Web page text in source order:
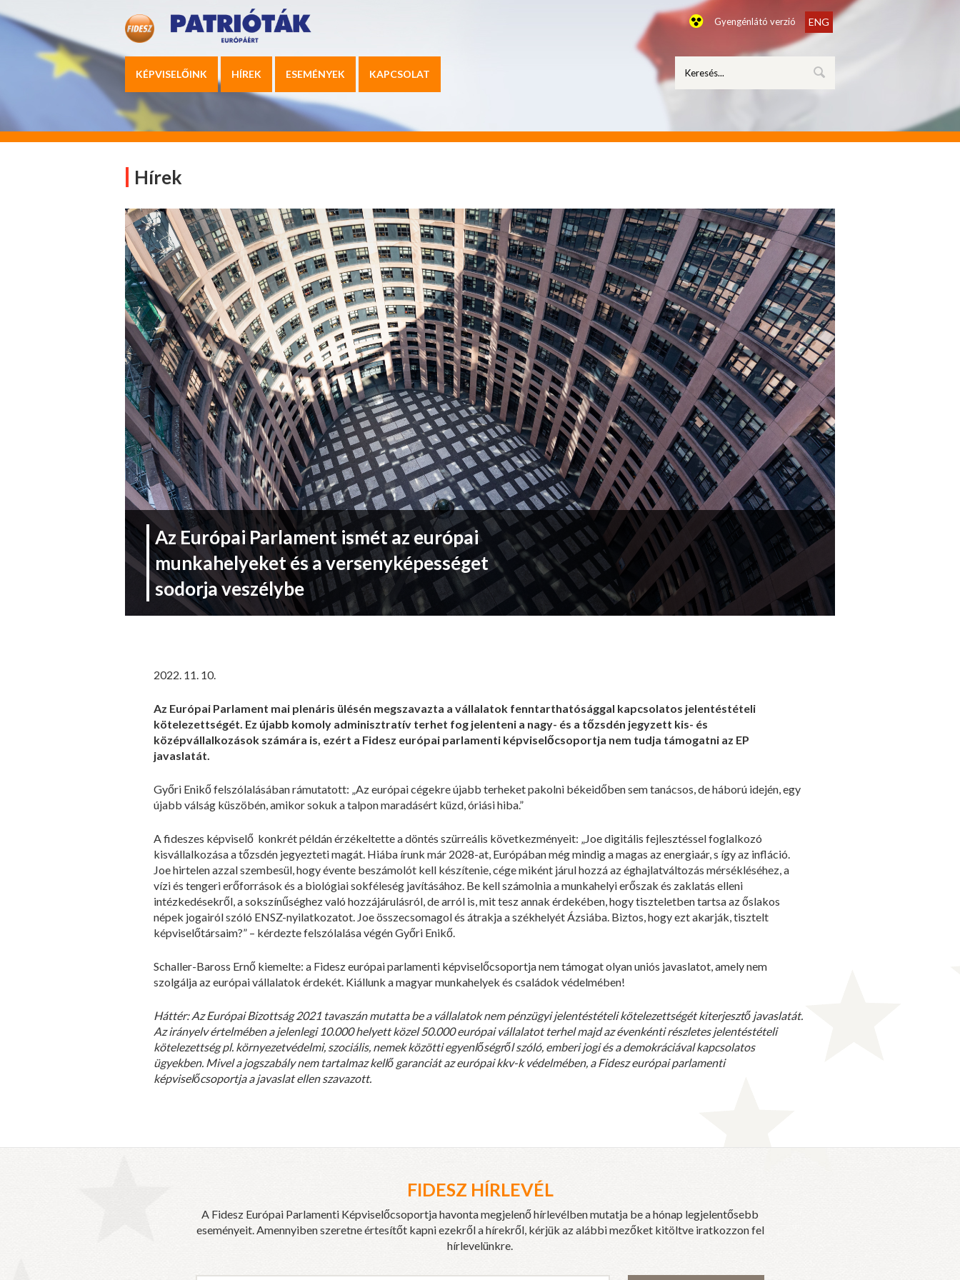
Gyengénlátó verzió ENG
KÉPVISELŐINK HÍREK ESEMÉNYEK KAPCSOLAT
Hírek
Az Európai Parlament ismét az európai
munkahelyeket és a versenyképességet
sodorja veszélybe
2022. 11. 10.
Az Európai Parlament mai plenáris ülésén megszavazta a vállalatok fenntarthatósággal kapcsolatos jelentéstételi
kötelezettségét. Ez újabb komoly adminisztratív terhet fog jelenteni a nagy- és a tőzsdén jegyzett kis- és
középvállalkozások számára is, ezért a Fidesz európai parlamenti képviselőcsoportja nem tudja támogatni az EP
javaslatát.
Győri Enikő felszólalásában rámutatott: „Az európai cégekre újabb terheket pakolni békeidőben sem tanácsos, de háború idején, egy
újabb válság küszöbén, amikor sokuk a talpon maradásért küzd, óriási hiba.”
A fideszes képviselő konkrét példán érzékeltette a döntés szürreális következményeit: „Joe digitális fejlesztéssel foglalkozó
kisvállalkozása a tőzsdén jegyezteti magát. Hiába írunk már 2028-at, Európában még mindig a magas az energiaár, s így az infláció.
Joe hirtelen azzal szembesül, hogy évente beszámolót kell készítenie, cége miként járul hozzá az éghajlatváltozás mérsékléséhez, a
vízi és tengeri erőforrások és a biológiai sokféleség javításához. Be kell számolnia a munkahelyi erőszak és zaklatás elleni
intézkedésekről, a sokszínűséghez való hozzájárulásról, de arról is, mit tesz annak érdekében, hogy tiszteletben tartsa az őslakos
népek jogairól szóló ENSZ-nyilatkozatot. Joe összecsomagol és átrakja a székhelyét Ázsiába. Biztos, hogy ezt akarják, tisztelt
képviselőtársaim?” – kérdezte felszólalása végén Győri Enikő.
Schaller-Baross Ernő kiemelte: a Fidesz európai parlamenti képviselőcsoportja nem támogat olyan uniós javaslatot, amely nem
szolgálja az európai vállalatok érdekét. Kiállunk a magyar munkahelyek és családok védelmében!
Háttér: Az Európai Bizottság 2021 tavaszán mutatta be a vállalatok nem pénzügyi jelentéstételi kötelezettségét kiterjesztő javaslatát.
Az irányelv értelmében a jelenlegi 10.000 helyett közel 50.000 európai vállalatot terhel majd az évenkénti részletes jelentéstételi
kötelezettség pl. környezetvédelmi, szociális, nemek közötti egyenlőségről szóló, emberi jogi és a demokráciával kapcsolatos
ügyekben. Mivel a jogszabály nem tartalmaz kellő garanciát az európai kkv-k védelmében, a Fidesz európai parlamenti
képviselőcsoportja a javaslat ellen szavazott.
FIDESZ HÍRLEVÉL
A Fidesz Európai Parlamenti Képviselőcsoportja havonta megjelenő hírlevélben mutatja be a hónap legjelentősebb
eseményeit. Amennyiben szeretne értesítőt kapni ezekről a hírekről, kérjük az alábbi mezőket kitöltve iratkozzon fel
hírlevelünkre.